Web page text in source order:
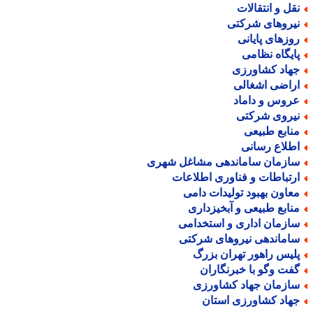
و انتقالات
شرکتی
پایانی
نظامی
کشاورزی
اشغالی
و داماد
شرکتی
طبیعی
رسانی
ساماندهی مشاغل شهری
و فناوری اطلاعات
بهبود تولیدات دامی
طبیعی و آبخیزداری
اداری و استخدامی
نیروهای شرکتی
راهور تهران بزرگ
وگو با خبرنگاران
جهاد کشاورزی
کشاورزی استان